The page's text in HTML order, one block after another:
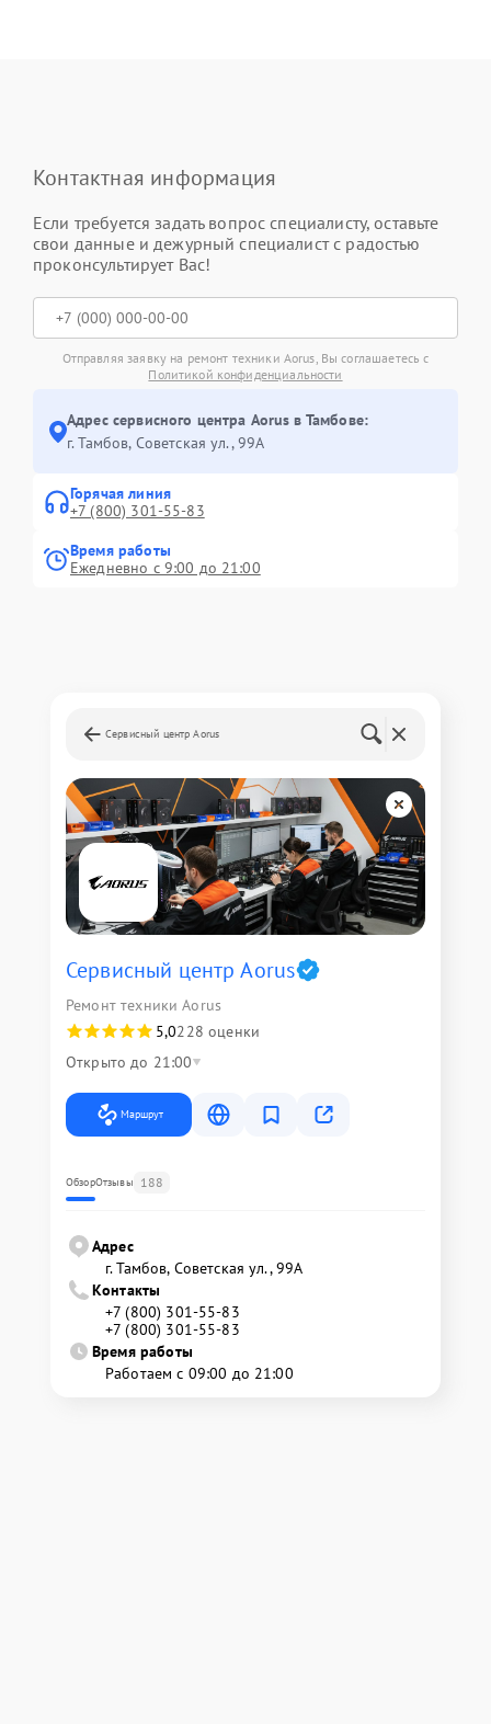
Контактная информация
Если требуется задать вопрос специалисту, оставьте
свои данные и дежурный специалист с радостью
проконсультирует Вас!
Отправляя заявку на ремонт техники Aorus, Вы соглашаетесь с
Политикой конфиденциальности
Адрес сервисного центра Aorus в Тамбове:
г. Тамбов, Советская ул., 99А
Горячая линия
+7 (800) 301-55-83
Время работы
Ежедневно с 9:00 до 21:00
Сервисный центр Aorus
Сервисный центр Aorus
Ремонт техники Aorus
5,0228 оценки
Открыто до 21:00
Маршрут
ОбзорОтзывы 188
Адрес
г. Тамбов, Советская ул., 99А
Контакты
+7 (800) 301-55-83
+7 (800) 301-55-83
Время работы
Работаем с 09:00 до 21:00